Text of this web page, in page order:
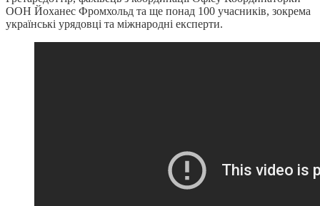
ООН Йоханес Фромхольд та ще понад 100 учасників, зокрема
українські урядовці та міжнародні експерти.